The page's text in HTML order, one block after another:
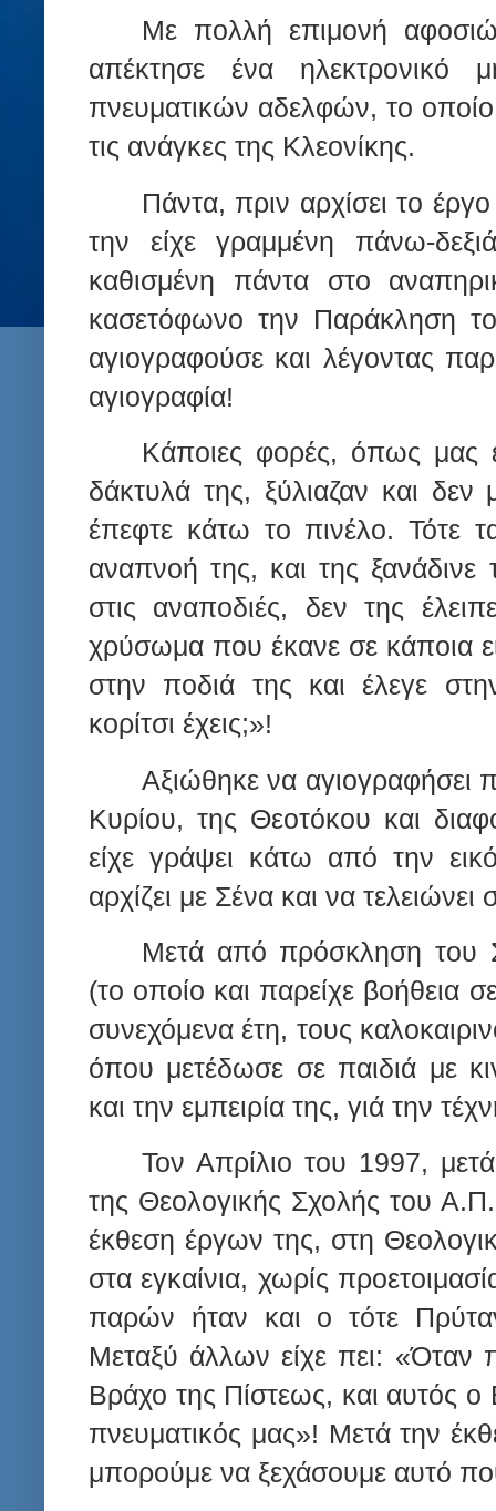
Με πολλή επιμονή
απέκτησε ένα ηλεκτρονικό
πνευματικών αδελφών, το οποίο
τις ανάγκες της Κλεονίκης.
Πάντα, πριν αρχίσει το
την είχε γραμμένη πάνω-
καθισμένη πάντα στο
κασετόφωνο την Παράκληση
αγιογραφούσε και λέγοντας
αγιογραφία!
Κάποιες φορές, όπως μας
δάκτυλά της, ξύλιαζαν και
έπεφτε κάτω το πινέλο. Τότε
αναπνοή της, και της ξανάδινε
στις αναποδιές, δεν της
χρύσωμα που έκανε σε κάποια
στην ποδιά της και έλεγε
κορίτσι έχεις;»!
Αξιώθηκε να αγιογραφήσει
Κυρίου, της Θεοτόκου και
είχε γράψει κάτω από την
αρχίζει με Σένα και να
Μετά από πρόσκληση του
(το οποίο και παρείχε βοήθεια
συνεχόμενα έτη, τους
όπου μετέδωσε σε παιδιά με
και την εμπειρία της, γιά την
Τον Απρίλιο του 1997,
της Θεολογικής Σχολής του
έκθεση έργων της, στη
στα εγκαίνια, χωρίς
παρών ήταν και ο τότε
Μεταξύ άλλων είχε πει: «Όταν
Βράχο της Πίστεως, και αυτός ο
πνευματικός μας»! Μετά την
μπορούμε να ξεχάσουμε αυτό